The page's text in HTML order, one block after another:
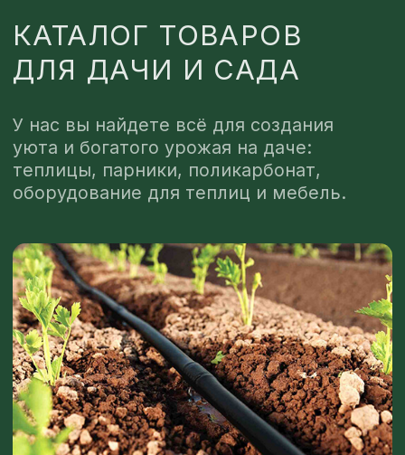
БЕСПЛАТНАЯ КОНСУЛЬТАЦИЯ
уюта и богатого урожая на даче:
теплицы, парники, поликарбонат,
оборудование для теплиц и мебель.